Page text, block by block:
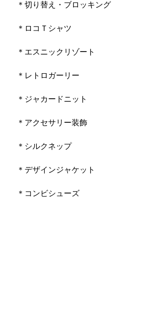
＊切り替え・ブロッキング
＊ロコＴシャツ
＊エスニックリゾート
＊レトロガーリー
＊ジャカードニット
＊アクセサリー装飾
＊シルクネップ
＊デザインジャケット
＊コンビシューズ